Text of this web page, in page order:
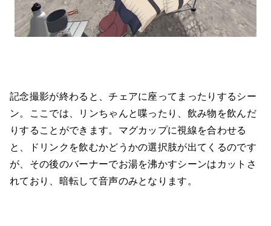
記念撮影が終わると、チェアに座ってまったりするシー
ン。ここでは、リンちゃんと喋ったり、飲み物を飲んだ
りすることができます。マグカップに視線を合わせる
と、ドリンクを飲むかどうかの選択肢が出てくるのです
が、その後のバーナーでお湯を沸かすシーンはカットさ
れており、暗転して音声のみとなります。